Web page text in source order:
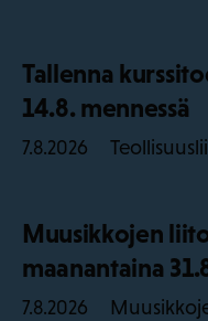
Tallenna
14.8. mennessä
7.8.2026
Muusikkojen
maanantaina
7.8.2026